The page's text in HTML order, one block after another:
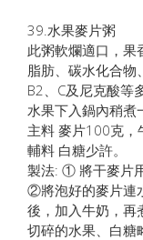
39.水果麥片粥
此粥軟爛適口，果
脂肪、碳水化合物
B2、C及尼克酸等
水果下入鍋內稍煮
主料 麥片100克，
輔料 白糖少許。
製法: ① 將干麥片
②將泡好的麥片連
後，加入牛奶，再
切碎的水果、白糖